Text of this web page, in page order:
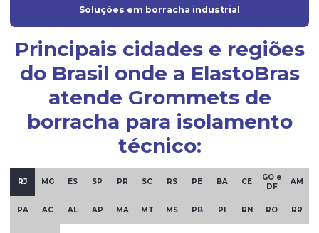
Indústria de artefatos de borracha
Indústria de borracha
Indústria de borrachas automotivas
Injeção de borracha
Injeção de borracha silicone
Injeção de peças em silicone
Mangueira de borracha de silicone
Soluções em borracha industrial
Principais cidades e regiões
do Brasil onde a ElastoBras
atende Grommets de
borracha para isolamento
técnico:
RJ MG ES SP PR SC RS PE BA CE
GO e
DF
AM
PA AC AL AP MA MT MS PB PI RN RO RR